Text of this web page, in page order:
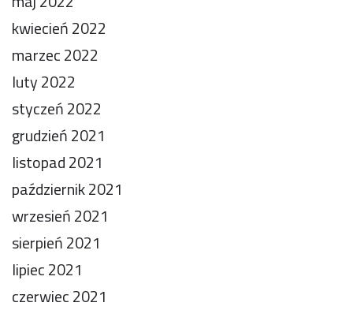
kwiecień 2022
marzec 2022
luty 2022
styczeń 2022
grudzień 2021
listopad 2021
październik 2021
wrzesień 2021
sierpień 2021
lipiec 2021
czerwiec 2021